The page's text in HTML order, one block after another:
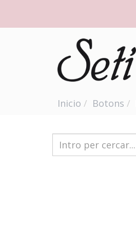
Inicio Botons